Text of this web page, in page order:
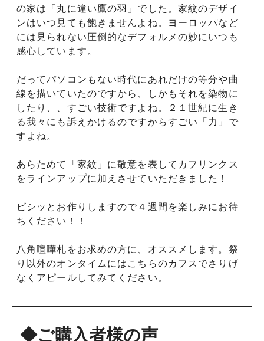
の家は「丸に違い鷹の羽」でした。家紋のデザイ
ンはいつ見ても飽きませんよね。ヨーロッパなど
には見られない圧倒的なデフォルメの妙にいつも
感心しています。
だってパソコンもない時代にあれだけの等分や曲
線を描いていたのですから、しかもそれを染物に
したり、、すごい技術ですよね。２１世紀に生き
る我々にも訴えかけるのですからすごい「力」で
すよね。
あらためて「家紋」に敬意を表してカフリンクス
をラインアップに加えさせていただきました！
ビシッとお作りしますので４週間を楽しみにお待
ちください！！
八角喧嘩札をお求めの方に、オススメします。祭
り以外のオンタイムにはこちらのカフスでさりげ
なくアピールしてみてください。
◆ご購入者様の声